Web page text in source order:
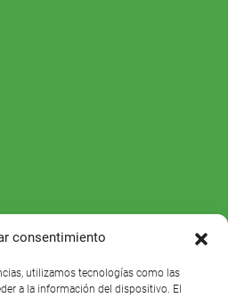
consentimiento
utilizamos tecnologías como las
a la información del dispositivo. El